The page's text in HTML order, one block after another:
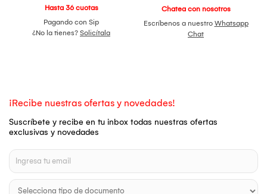
Hasta 36 cuotas
Pagando con Sip
¿No la tienes? Solicítala
Chatea con nosotros
Escríbenos a nuestro Whatsapp
Chat
¡Recibe nuestras ofertas y novedades!
Suscríbete y recibe en tu inbox todas nuestras ofertas
exclusivas y novedades